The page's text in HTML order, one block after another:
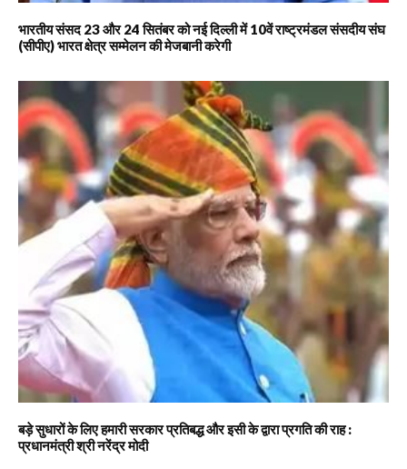
भारतीय संसद 23 और 24 सितंबर को नई दिल्ली में 10वें राष्ट्रमंडल संसदीय संघ
(सीपीए) भारत क्षेत्र सम्मेलन की मेजबानी करेगी
बड़े सुधारों के लिए हमारी सरकार प्रतिबद्ध और इसी के द्वारा प्रगति की राह :
प्रधानमंत्री श्री नरेंद्र मोदी